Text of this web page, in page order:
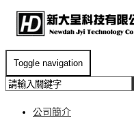
Toggle navigation
公司簡介